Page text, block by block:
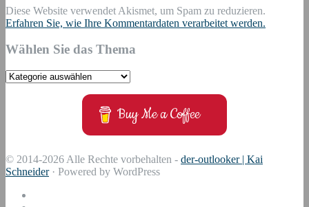
Diese Website verwendet Akismet, um Spam zu reduzieren.
Erfahren Sie, wie Ihre Kommentardaten verarbeitet werden.
Wählen Sie das Thema
Wählen
Buy Me a Coffee
© 2014-2026 Alle Rechte vorbehalten - der-outlooker | Kai
Schneider· Powered by WordPress